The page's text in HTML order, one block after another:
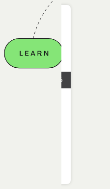
18.06.2026